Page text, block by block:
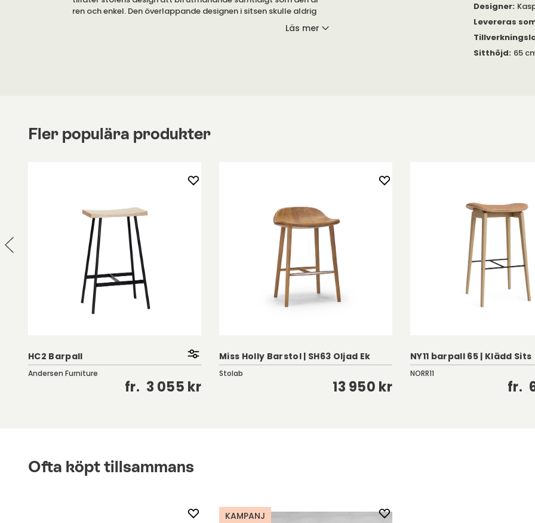
ren och enkel. Den överlappande designen i sitsen skulle aldrig
vara möjlig med traditionella laminerings tekniker. Benen är i
massiv ek och sitsen i plywood med ekfanér (UPM Grada) - matt
Läs mer
Designer:
Levereras
Sitthöjd: 65
Fler populära produkter
HC2 Barpall
Andersen Furniture
fr. 3 055 kr
Miss Holly Barstol | SH63 Oljad Ek
Stolab
13 950 kr
NY11 barpall 65 | Klädd Sits
NORR11
fr.
Ofta köpt tillsammans
KAMPANJ